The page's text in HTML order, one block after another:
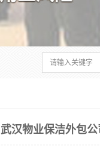
汉物业保洁外包